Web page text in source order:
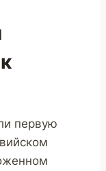
первую